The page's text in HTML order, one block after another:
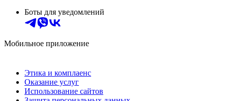
Боты для уведомлений
Мобильное приложение
Этика и комплаенс
Оказание услуг
Использование сайтов